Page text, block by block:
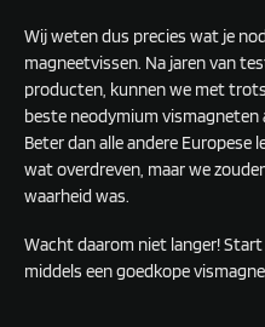
Wij weten dus precies wat je
magneetvissen. Na jaren van
producten, kunnen we met
beste neodymium vismagneten
Beter dan alle andere Europese
wat overdreven, maar we
waarheid was.
Wacht daarom niet langer!
middels een goedkope